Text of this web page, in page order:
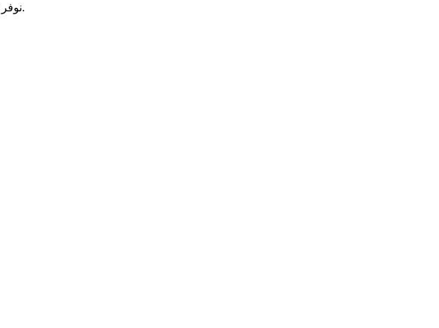
نوفر لك ٣ أنواع من لوحة المفاتيح العربية أو الكيبورد ( البسيطة - المساعدة - الذكية ) إختار مايناسبك ثم إبدأ في الكتابة.